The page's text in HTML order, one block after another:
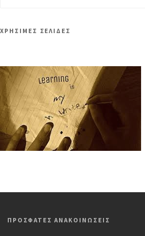
ΧΡΗΣΙΜΕΣ ΣΕΛΙΔΕΣ
ΠΡΟΣΦΑΤΕΣ ΑΝΑΚΟΙΝΩΣΕΙΣ